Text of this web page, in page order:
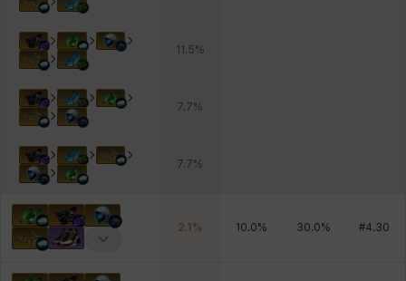
11.5%
7.7%
7.7%
2.1 % 10.0% 30.0% #4.30